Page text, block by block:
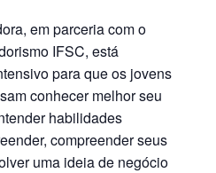
em parceria com o
IFSC, está
para que os jovens
conhecer melhor seu
habilidades
compreender seus
uma ideia de negócio